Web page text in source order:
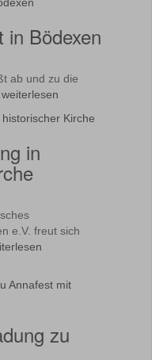
in Bödexen
ab und zu die
weiterlesen
in
e.V. freut sich
zu